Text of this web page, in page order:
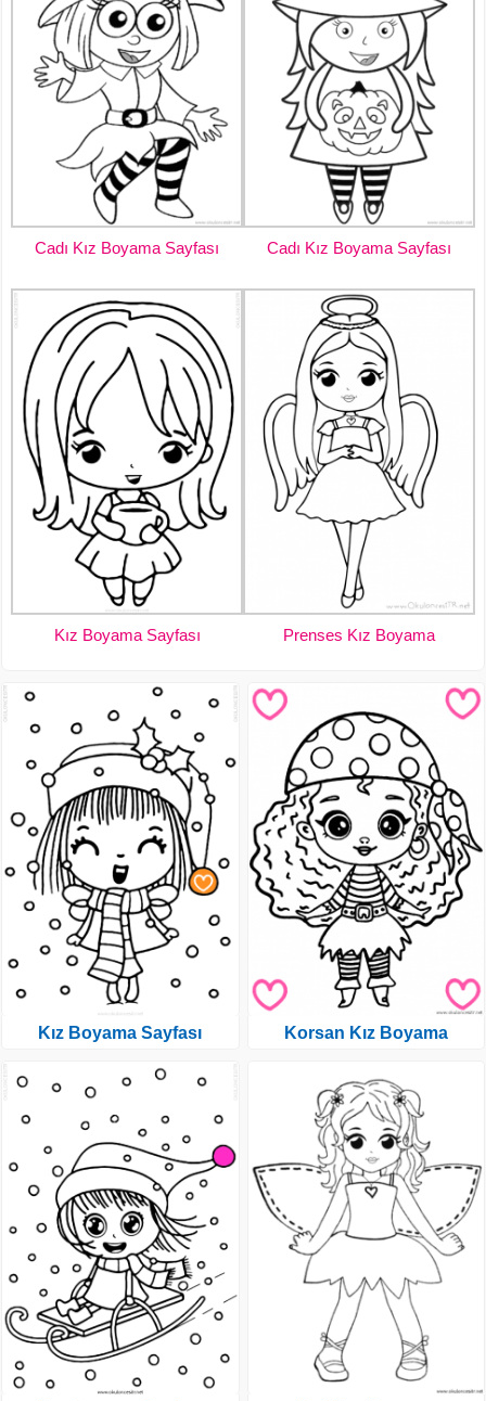
Cadı Kız Boyama Sayfası Cadı Kız Boyama Sayfası
Kız Boyama Sayfası Prenses Kız Boyama
Kız Boyama Sayfası Korsan Kız Boyama